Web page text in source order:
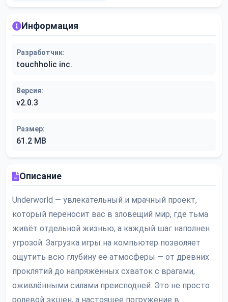
Информация
Разработчик:
touchholic inc.
Версия:
v2.0.3
Размер:
61.2 MB
Описание
Underworld — увлекательный и мрачный проект,
который переносит вас в зловещий мир, где тьма
живёт отдельной жизнью, а каждый шаг наполнен
угрозой. Загрузка игры на компьютер позволяет
ощутить всю глубину её атмосферы — от древних
проклятий до напряжённых схваток с врагами,
оживлёнными силами преисподней. Это не просто
ролевой экшен, а настоящее погружение в